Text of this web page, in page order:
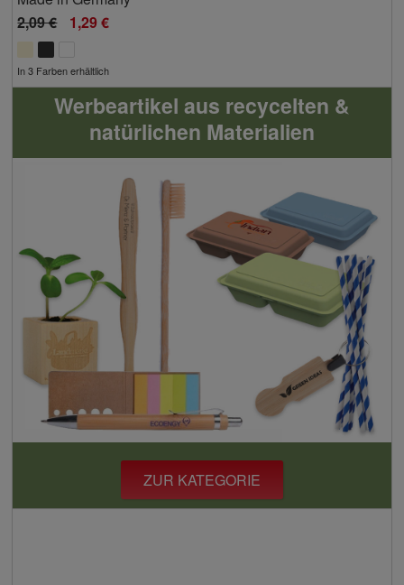
2,09 €
1,29 €
In 3 Farben erhältlich
Werbeartikel aus recycelten &
natürlichen Materialien
ZUR KATEGORIE